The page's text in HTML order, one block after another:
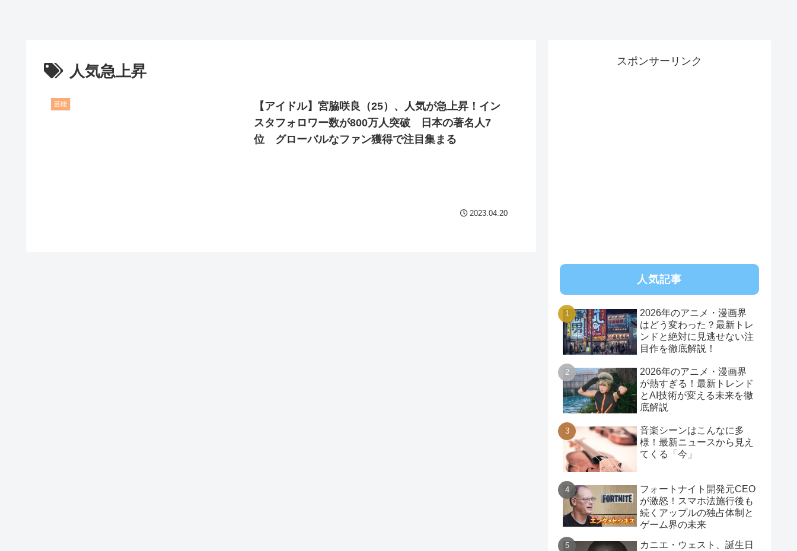
七ツ森りり ご令嬢と召使いの禁断の恋…1日だけ許された夫婦としての時間をひ
Powered by livedoor 相互RSS
【第7話予告】水10ドラマ『ラムネモンキー』 トレンディなクリスマスイヴ
出した… 他
「本気で潰しにきてる」滝沢秀明の新オーディションが“まんまジャニーズ”とフ
ァン衝撃
人気急上昇
芸能
【アイドル】宮脇咲良（25）、人気が急上昇！イン
スタフォロワー数が800万人突破 日本の著名人7
位 グローバルなファン獲得で注目集まる
2023.04.20
スポンサーリンク
人気記事
2026年のアニメ・漫画界
はどう変わった？最新トレ
ンドと絶対に見逃せない注
目作を徹底解説！
2026年のアニメ・漫画界
が熱すぎる！最新トレンド
とAI技術が変える未来を徹
底解説
音楽シーンはこんなに多
様！最新ニュースから見え
てくる「今」
フォートナイト開発元CEO
が激怒！スマホ法施行後も
続くアップルの独占体制と
ゲーム界の未来
カニエ・ウェスト、誕生日